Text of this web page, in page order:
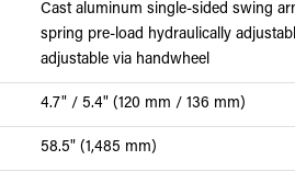
Cast aluminum single-sided swing
spring pre-load hydraulically
adjustable via handwheel
4.7" / 5.4" (120 mm / 136 mm)
58.5" (1,485 mm)